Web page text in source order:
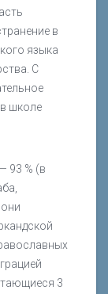
в
языка
С
школе
93 % (в
3